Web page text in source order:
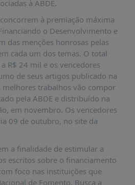
à ABDE.
à premiação máxima
o Desenvolvimento e
das menções honrosas pelas
cada um dos temas. O total
R$ 24 mil e os vencedores
de seus artigos publicado na
melhores trabalhos vão compor
pela ABDE e distribuído na
em novembro. Os vencedores
09 de outubro, no site da
a finalidade de estimular a
escritos sobre o financiamento
foco nas instituições que
de Fomento. Busca a